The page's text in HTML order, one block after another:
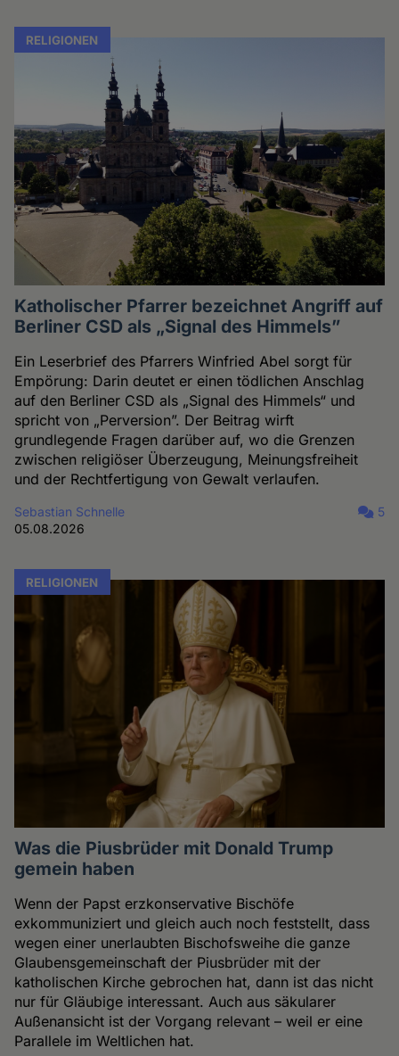
RELIGIONEN
Katholischer Pfarrer bezeichnet Angriff auf
Berliner CSD als „Signal des Himmels”
Ein Leserbrief des Pfarrers Winfried Abel sorgt für
Empörung: Darin deutet er einen tödlichen Anschlag
auf den Berliner CSD als „Signal des Himmels“ und
spricht von „Perversion”. Der Beitrag wirft
grundlegende Fragen darüber auf, wo die Grenzen
zwischen religiöser Überzeugung, Meinungsfreiheit
und der Rechtfertigung von Gewalt verlaufen.
Sebastian Schnelle
05.08.2026
5
RELIGIONEN
Was die Piusbrüder mit Donald Trump
gemein haben
Wenn der Papst erzkonservative Bischöfe
exkommuniziert und gleich auch noch feststellt, dass
wegen einer unerlaubten Bischofsweihe die ganze
Glaubensgemeinschaft der Piusbrüder mit der
katholischen Kirche gebrochen hat, dann ist das nicht
nur für Gläubige interessant. Auch aus säkularer
Außenansicht ist der Vorgang relevant – weil er eine
Parallele im Weltlichen hat.